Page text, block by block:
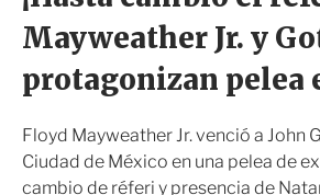
Mayweather Jr. y
protagonizan pelea
Floyd Mayweather Jr. venció a John
Ciudad de México en una pelea de
cambio de réferi y presencia de